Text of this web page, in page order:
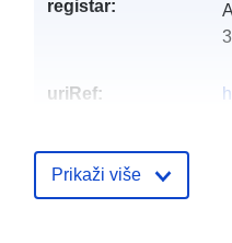
registar:
uriRef:
Prikaži više